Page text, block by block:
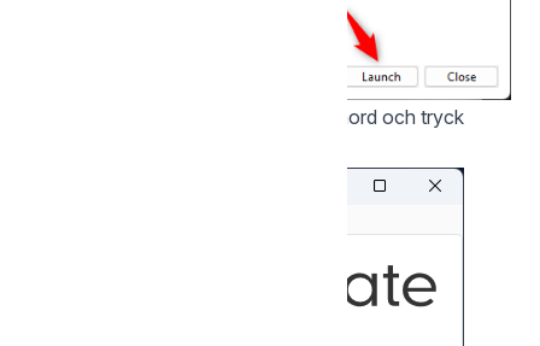
Skriv in ditt användarnamn och lösenord och tryck